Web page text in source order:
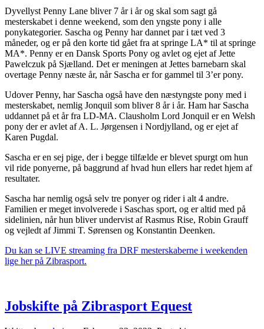
Dyvellyst Penny Lane bliver 7 år i år og skal som sagt gå
mesterskabet i denne weekend, som den yngste pony i alle
ponykategorier. Sascha og Penny har dannet par i tæt ved 3
måneder, og er på den korte tid gået fra at springe LA* til at springe
MA*. Penny er en Dansk Sports Pony og avlet og ejet af Jette
Pawelczuk på Sjælland. Det er meningen at Jettes barnebarn skal
overtage Penny næste år, når Sascha er for gammel til 3’er pony.
Udover Penny, har Sascha også have den næstyngste pony med i
mesterskabet, nemlig Jonquil som bliver 8 år i år. Ham har Sascha
uddannet på et år fra LD-MA. Clausholm Lord Jonquil er en Welsh
pony der er avlet af A. L. Jørgensen i Nordjylland, og er ejet af
Karen Pugdal.
Sascha er en sej pige, der i begge tilfælde er blevet spurgt om hun
vil ride ponyerne, på baggrund af hvad hun ellers har redet hjem af
resultater.
Sascha har nemlig også selv tre ponyer og rider i alt 4 andre.
Familien er meget involverede i Saschas sport, og er altid med på
sidelinien, når hun bliver undervist af Rasmus Rise, Robin Grauff
og vejledt af Jimmi T. Sørensen og Konstantin Deenken.
Du kan se LIVE streaming fra DRF mesterskaberne i weekenden
lige her på Zibrasport.
Jobskifte på Zibrasport Equest